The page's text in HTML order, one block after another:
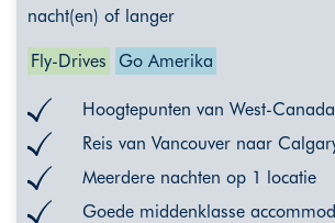
nacht(en) of langer
Fly-Drives Go Amerika
Hoogtepunten van West-Canada
Reis van Vancouver naar
Meerdere nachten op 1 locatie
Goede middenklasse